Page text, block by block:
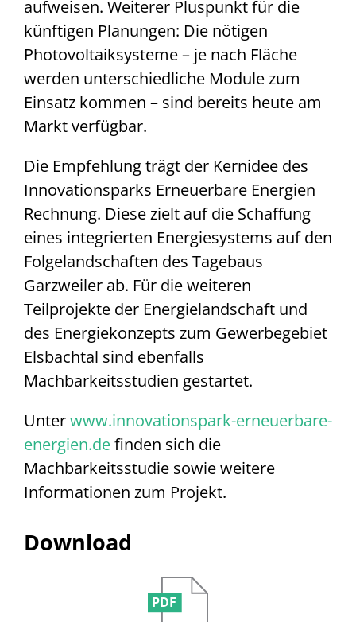
aufweisen. Weiterer Pluspunkt für die
künftigen Planungen: Die nötigen
Photovoltaiksysteme – je nach Fläche
werden unterschiedliche Module zum
Einsatz kommen – sind bereits heute am
Markt verfügbar.
Die Empfehlung trägt der Kernidee des
Innovationsparks Erneuerbare Energien
Rechnung. Diese zielt auf die Schaffung
eines integrierten Energiesystems auf den
Folgelandschaften des Tagebaus
Garzweiler ab. Für die weiteren
Teilprojekte der Energielandschaft und
des Energiekonzepts zum Gewerbegebiet
Elsbachtal sind ebenfalls
Machbarkeitsstudien gestartet.
Unterwww.innovationspark-erneuerbare-
energien.definden sich die
Machbarkeitsstudie sowie weitere
Informationen zum Projekt.
Download
PDF